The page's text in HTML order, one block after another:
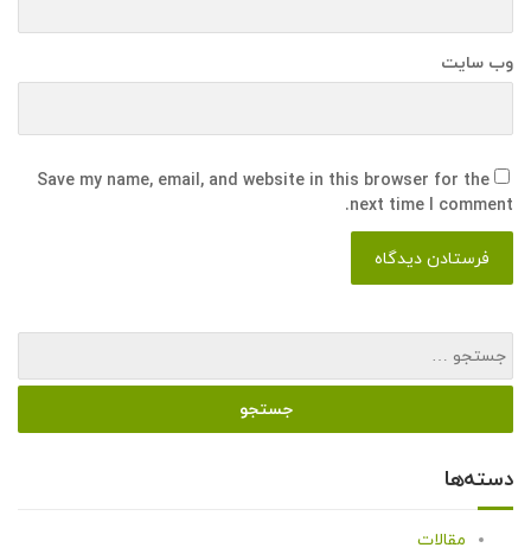
وب سایت
Save my name, email, and website in this browser for the
next time I comment.
دسته‌ها
مقالات